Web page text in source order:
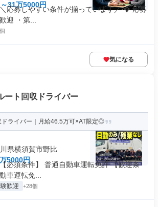
31万5000円
応募しやすい条件が揃っています／ ❖ 応募
迎 ・第...
気になる
ート回収ドライバー
ドライバー｜月給46.5万可×AT限定◎
県横須賀市野比
5000円
必須条件】 普通自動車運転免許 【歓迎条
車運転免...
歓迎 +28個